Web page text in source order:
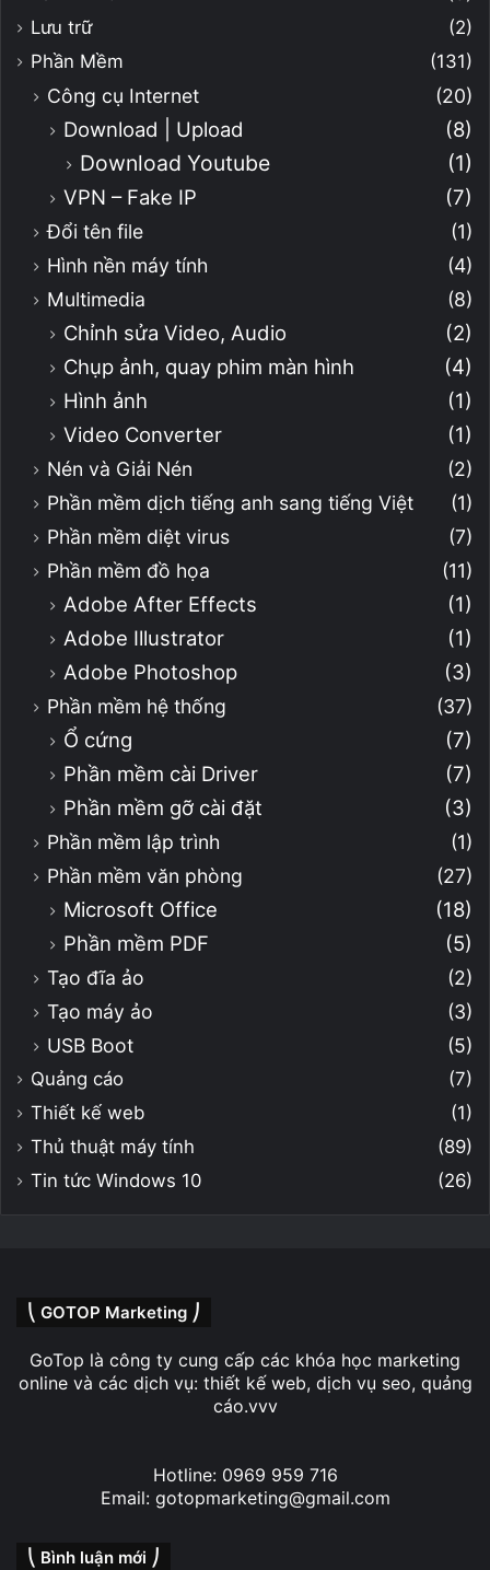
Lưu trữ
(2)
Phần Mềm
(131)
Công cụ Internet (20)
Download | Upload (8)
Download Youtube (1)
VPN – Fake IP (7)
Đổi tên file
(1)
Hình nền máy tính
(4)
Multimedia
(8)
Chỉnh sửa Video, Audio
(2)
Chụp ảnh, quay phim màn hình
(4)
Hình ảnh
(1)
Video Converter
(1)
Nén và Giải Nén
(2)
Phần mềm dịch tiếng anh sang tiếng Việt
(1)
Phần mềm diệt virus
(7)
Phần mềm đồ họa
(11)
Adobe After Effects
(1)
Adobe Illustrator
(1)
Adobe Photoshop
(3)
Phần mềm hệ thống (37)
Ổ cứng
(7)
Phần mềm cài Driver
(7)
Phần mềm gỡ cài đặt
(3)
Phần mềm lập trình
(1)
Phần mềm văn phòng
(27)
Microsoft Office
(18)
Phần mềm PDF
(5)
Tạo đĩa ảo
(2)
Tạo máy ảo
(3)
USB Boot
(5)
Quảng cáo
(7)
Thiết kế web
(1)
Thủ thuật máy tính
(89)
Tin tức Windows 10
(26)
⎝ GOTOP Marketing ⎠
GoTop là công ty cung cấp các khóa học marketing
online và các dịch vụ: thiết kế web, dịch vụ seo, quảng
cáo.vvv
Hotline: 0969 959 716
Email: gotopmarketing@gmail.com
⎝ Bình luận mới ⎠